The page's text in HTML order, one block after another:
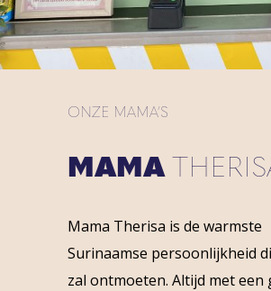
ONZE MAMA’S
MAMA
Mama Therisa is de warmste
Surinaamse persoonlijkheid
zal ontmoeten. Altijd met een